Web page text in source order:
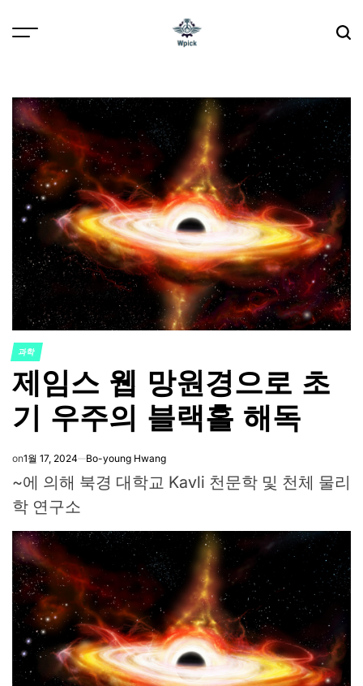
POSTED
IN
과학
제임스 웹 망원경으로 초
기 우주의 블랙홀 해독
on1월 17, 2024 Bo-young Hwang
~에 의해 북경 대학교 Kavli 천문학 및 천체 물리
학 연구소